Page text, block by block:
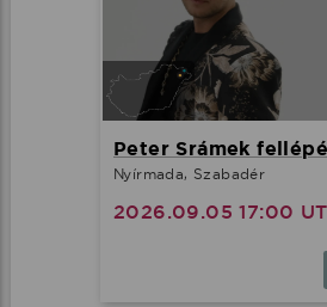
Peter Srámek
Nyírmada, Szabadér
2026.09.05 17:00